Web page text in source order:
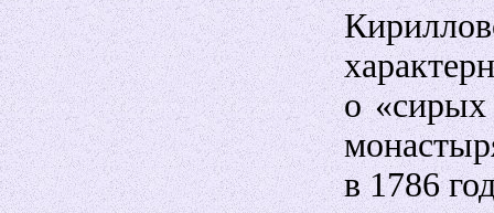
о «сирых
в 1786